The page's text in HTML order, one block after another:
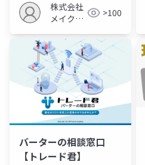
株式会社
メイクア
>100
バーターの相談窓口
【トレード君】